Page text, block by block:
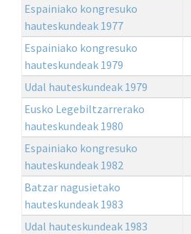
Espainiako kongresuko
hauteskundeak 1977
Espainiako kongresuko
hauteskundeak 1979
Udal hauteskundeak 1979
Eusko Legebiltzarrerako
hauteskundeak 1980
Espainiako kongresuko
hauteskundeak 1982
Batzar nagusietako
hauteskundeak 1983
Udal hauteskundeak 1983